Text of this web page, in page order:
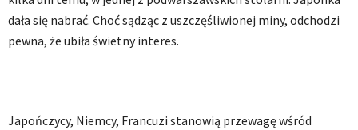
dała się nabrać. Choć sądząc z uszczęśliwionej miny, odchodzi
pewna, że ubiła świetny interes.
Japończycy, Niemcy, Francuzi stanowią przewagę wśród